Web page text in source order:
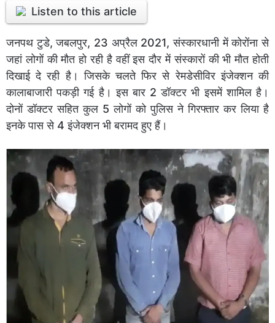
Listen to this article
जनपथ टुडे, जबलपुर, 23 अप्रैल 2021, संस्कारधानी में कोरोंना से
जहां लोगों की मौत हो रही है वहीं इस दौर में संस्कारों की भी मौत होती
दिखाई दे रही है। जिसके चलते फिर से रेमडेसीविर इंजेक्शन की
कालाबाजारी पकड़ी गई है। इस बार 2 डॉक्टर भी इसमें शामिल है।
दोनों डॉक्टर सहित कुल 5 लोगों को पुलिस ने गिरफ्तार कर लिया है
इनके पास से 4 इंजेक्शन भी बरामद हुए हैं।